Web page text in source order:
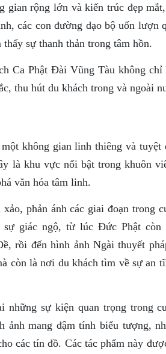
gian rộng lớn và kiến trúc đẹp
các con đường dạo bộ uốn lượn
sự thanh thản trong tâm hồn.
Ca Phật Đài Vũng Tàu không chỉ
thu hút du khách trong và ngoài
không gian linh thiêng và tuyệt
là khu vực nổi bật trong khuôn
văn hóa tâm linh.
phản ánh các giai đoạn trong
sự giác ngộ, từ lúc Đức Phật còn
rồi đến hình ảnh Ngài thuyết
còn là nơi du khách tìm về sự an
sự kiện quan trọng trong
ảnh mang đậm tính biểu tượng,
các tín đồ. Các tác phẩm này